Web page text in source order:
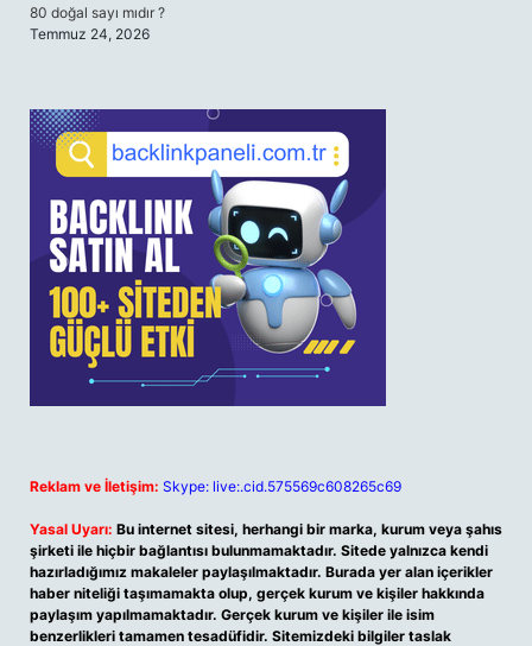
80 doğal sayı mıdır ?
Temmuz 24, 2026
Reklam ve İletişim: Skype: live:.cid.575569c608265c69
Yasal Uyarı: Bu internet sitesi, herhangi bir marka, kurum veya şahıs
şirketi ile hiçbir bağlantısı bulunmamaktadır. Sitede yalnızca kendi
hazırladığımız makaleler paylaşılmaktadır. Burada yer alan içerikler
haber niteliği taşımamakta olup, gerçek kurum ve kişiler hakkında
paylaşım yapılmamaktadır. Gerçek kurum ve kişiler ile isim
benzerlikleri tamamen tesadüfidir. Sitemizdeki bilgiler taslak